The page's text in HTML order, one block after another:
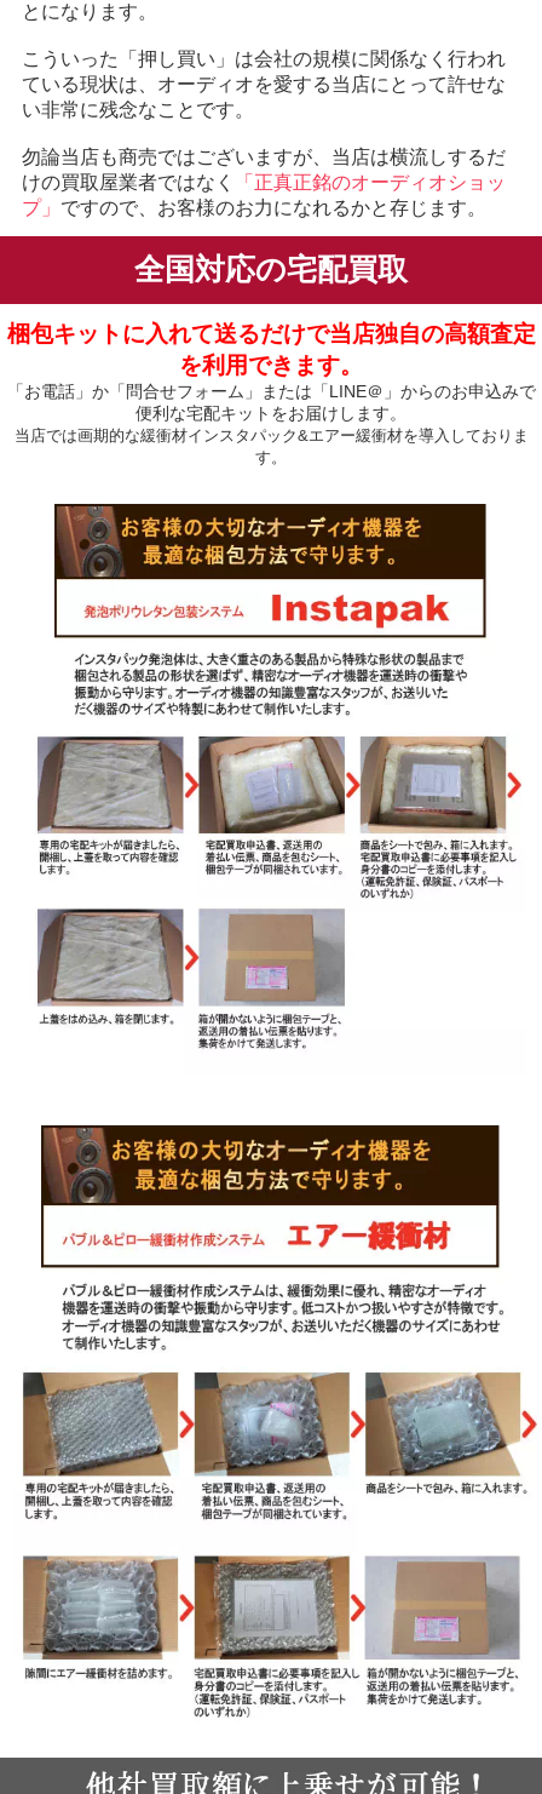
とになります。
こういった「押し買い」は会社の規模に関係なく行われ
ている現状は、オーディオを愛する当店にとって許せな
い非常に残念なことです。
勿論当店も商売ではございますが、当店は横流しするだ
けの買取屋業者ではなく
「正真正銘のオーディオショッ
プ」 ですので、お客様のお力になれるかと存じます。
全国対応の宅配買取
梱包キットに入れて送るだけで当店独自の高額査定
を利用できます。
「お電話」か「問合せフォーム」または「LINE＠」からのお申込みで
便利な宅配キットをお届けします。
当店では画期的な緩衝材インスタパック&エアー緩衝材を導入しておりま
す。